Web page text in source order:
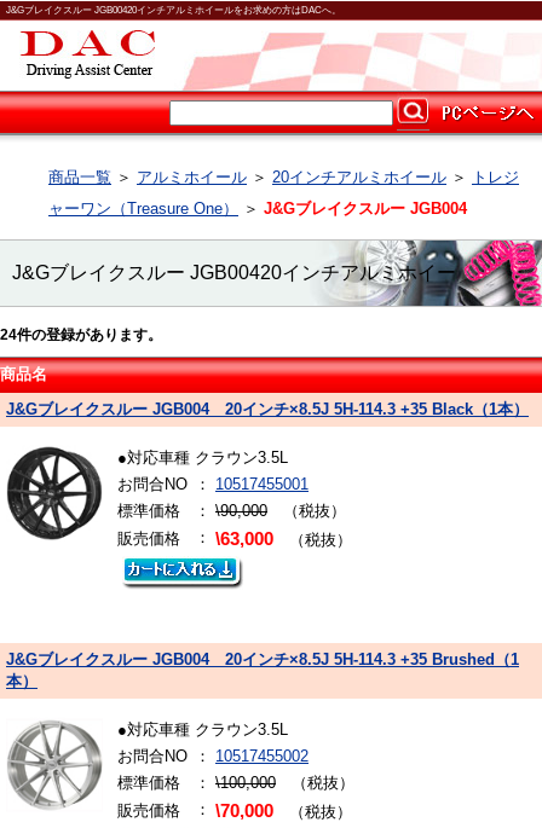
J&Gブレイクスルー JGB00420インチアルミホイールをお求めの方はDACへ。
商品一覧 ＞ アルミホイール ＞ 20インチアルミホイール ＞
トレジ
ャーワン（Treasure One）
＞ J&Gブレイクスルー JGB004
J&Gブレイクスルー JGB00420インチアルミホイー
ル
24件の登録があります。
商品名
J&Gブレイクスルー JGB004 20インチ×8.5J 5H-114.3 +35 Black（1本）
●対応車種 クラウン3.5L
お問合NO
：
10517455001
標準価格
： \90,000 （税抜）
販売価格
： \63,000 （税抜）
J&Gブレイクスルー JGB004 20インチ×8.5J 5H-114.3 +35 Brushed（1
本）
●対応車種 クラウン3.5L
お問合NO
：
10517455002
標準価格
： \100,000 （税抜）
販売価格
： \70,000 （税抜）